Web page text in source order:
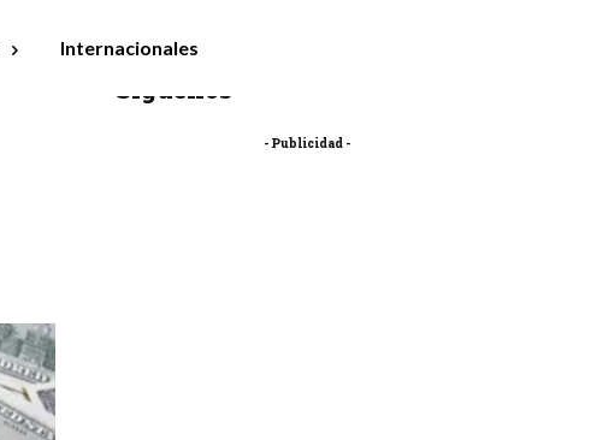
Internacionales
Síguenos
- Publicidad -